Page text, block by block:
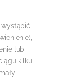
wystąpić
lub
kilku